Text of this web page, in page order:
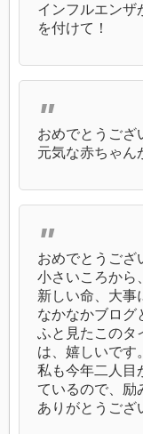
インフルエンザ
を付けて！
おめでとうござ
元気な赤ちゃん
おめでとうござ
小さいころから
新しい命、大
なかなかブログ
ふと見たこのタ
は、嬉しいです。
私も今年二人目
ているので、
ありがとうご